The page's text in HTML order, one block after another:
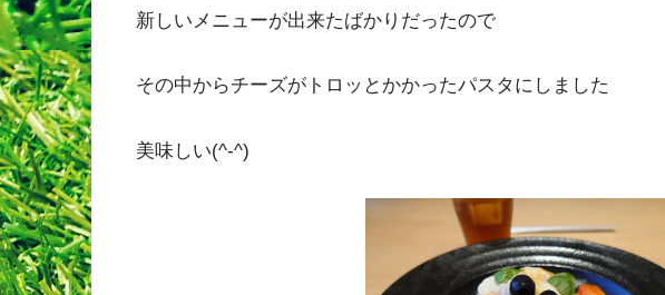
新しいメニューが出来たばかりだったので
その中からチーズがトロッとかかったパスタにしました
美味しい(^-^)